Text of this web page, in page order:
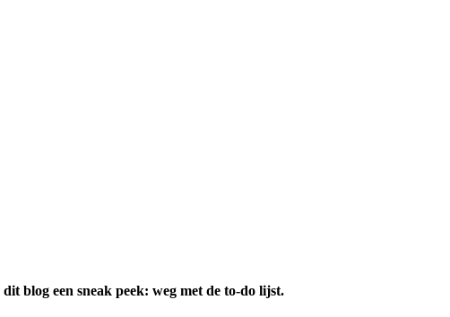
dit blog een sneak peek: weg met de to-do lijst.